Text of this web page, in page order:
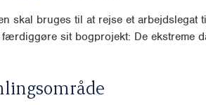
skal bruges til at rejse et arbejdslegat
sit bogprojekt: De ekstreme